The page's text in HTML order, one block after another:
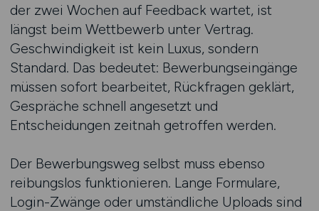
der zwei Wochen auf Feedback wartet, ist
längst beim Wettbewerb unter Vertrag.
Geschwindigkeit ist kein Luxus, sondern
Standard. Das bedeutet: Bewerbungseingänge
müssen sofort bearbeitet, Rückfragen geklärt,
Gespräche schnell angesetzt und
Entscheidungen zeitnah getroffen werden.
Der Bewerbungsweg selbst muss ebenso
reibungslos funktionieren. Lange Formulare,
Login-Zwänge oder umständliche Uploads sind